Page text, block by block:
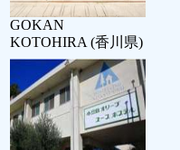
GOKAN
KOTOHIRA (香川県)